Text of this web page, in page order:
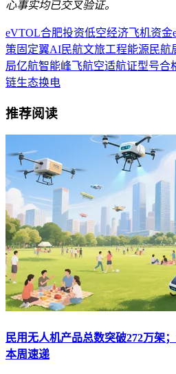
心事实均已交叉验证。
eVTOL合肥投资低空经济飞机资金
策 固定翼AI民航文旅工程能源 民航
局亿航智能峰飞航空适航证型号合
链生态换电
推荐阅读
民用无人机产品总数突破272万架
本周速递